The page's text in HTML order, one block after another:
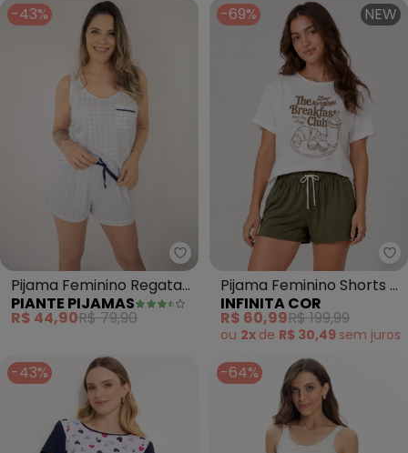
-43%
Piante Pijamas - Pijama
Pijama Feminino Regata
Poliviscose Xadrez (Azul)
PIANTE PIJAMAS
R$ 44,90R$ 79,90
-69% NEW
Pijama Feminino Shorts e
Blusa (Verde)
INFINITA COR
R$ 60,99R$ 199,99
ou 2x de R$ 30,49 sem juros
-43% -64%